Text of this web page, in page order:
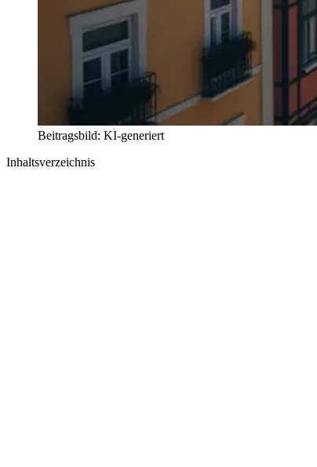
Beitragsbild: KI-generiert
Inhaltsverzeichnis